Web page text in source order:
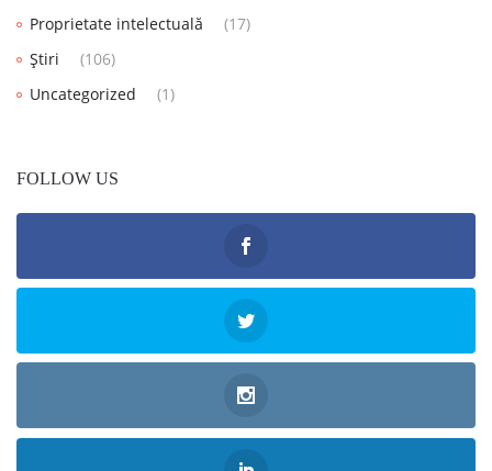
Proprietate intelectuală
(17)
Știri
(106)
Uncategorized
(1)
FOLLOW US